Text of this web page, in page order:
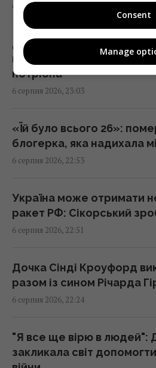
Міф зруйновано: скільки
працювати ядерні
22:12 четвер, 06 серпня 2026
Така зброя є лише у
Зеленський про
22:00 четвер, 06 серпня 2026
"Динамо" здобуло
21:57 четвер, 06 серпня 2026
Анчоуси чи сардини: яка
В Україну може
ракета CM-70 з Канади, -
Чим Україна може
6 серпня 2026, 23:26
Досвідчені туристи
валізу шапочку для
потрібна
6 серпня 2026, 23:03
«Їй було всього 26»:
блогерка, яка надихала
6 серпня 2026, 22:53
Україна може отримати
ракет РФ: Сікорський
6 серпня 2026, 22:51
Дочка Сінді Кроуфорд
разом із сином Річарда
6 серпня 2026, 22:24
"Я все ще вірю в людей":
закликала світ допомогти
Consent
Manage